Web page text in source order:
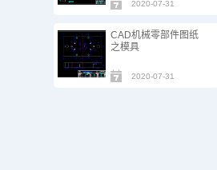
2020-07-31
CAD机械零部件图纸
之模具
2020-07-31